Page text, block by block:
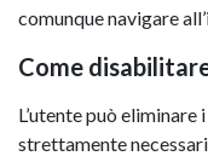
comunque navigare
Come
L’utente può
strettamente